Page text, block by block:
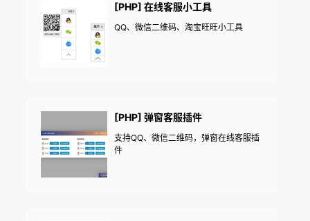
[PHP] 在线客服小工具
QQ、微信二维码、淘宝旺旺小工具
[PHP] 弹窗客服插件
支持QQ、微信二维码，弹窗在线客服插
件